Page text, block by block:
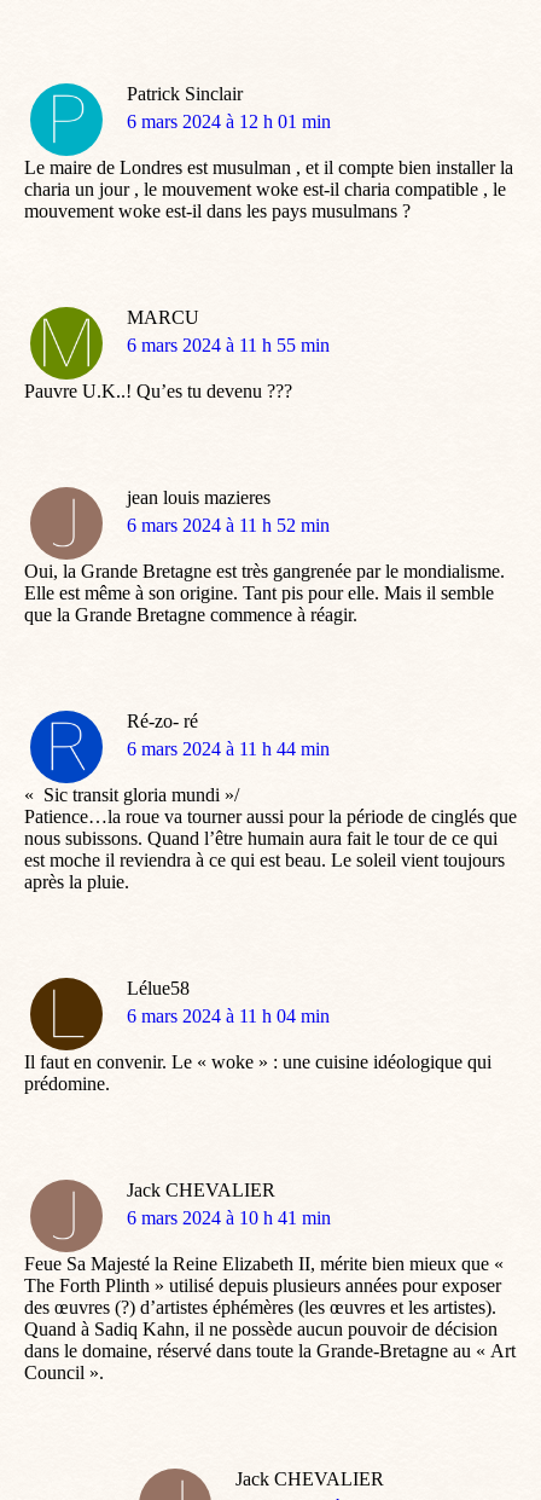
Patrick Sinclair
dit
6 mars 2024 à 12 h 01 min
Le maire de Londres est musulman , et il compte bien installer la
charia un jour , le mouvement woke est-il charia compatible , le
mouvement woke est-il dans les pays musulmans ?
MARCU
dit
6 mars 2024 à 11 h 55 min
Pauvre U.K..! Qu’es tu devenu ???
jean louis mazieres
dit
6 mars 2024 à 11 h 52 min
Oui, la Grande Bretagne est très gangrenée par le mondialisme.
Elle est même à son origine. Tant pis pour elle. Mais il semble
que la Grande Bretagne commence à réagir.
Ré-zo- ré
dit
6 mars 2024 à 11 h 44 min
« Sic transit gloria mundi »/
Patience…la roue va tourner aussi pour la période de cinglés que
nous subissons. Quand l’être humain aura fait le tour de ce qui
est moche il reviendra à ce qui est beau. Le soleil vient toujours
après la pluie.
Lélue58
dit
6 mars 2024 à 11 h 04 min
Il faut en convenir. Le « woke » : une cuisine idéologique qui
prédomine.
Jack CHEVALIER
dit
6 mars 2024 à 10 h 41 min
Feue Sa Majesté la Reine Elizabeth II, mérite bien mieux que «
The Forth Plinth » utilisé depuis plusieurs années pour exposer
des œuvres (?) d’artistes éphémères (les œuvres et les artistes).
Quand à Sadiq Kahn, il ne possède aucun pouvoir de décision
dans le domaine, réservé dans toute la Grande-Bretagne au « Art
Council ».
Jack CHEVALIER